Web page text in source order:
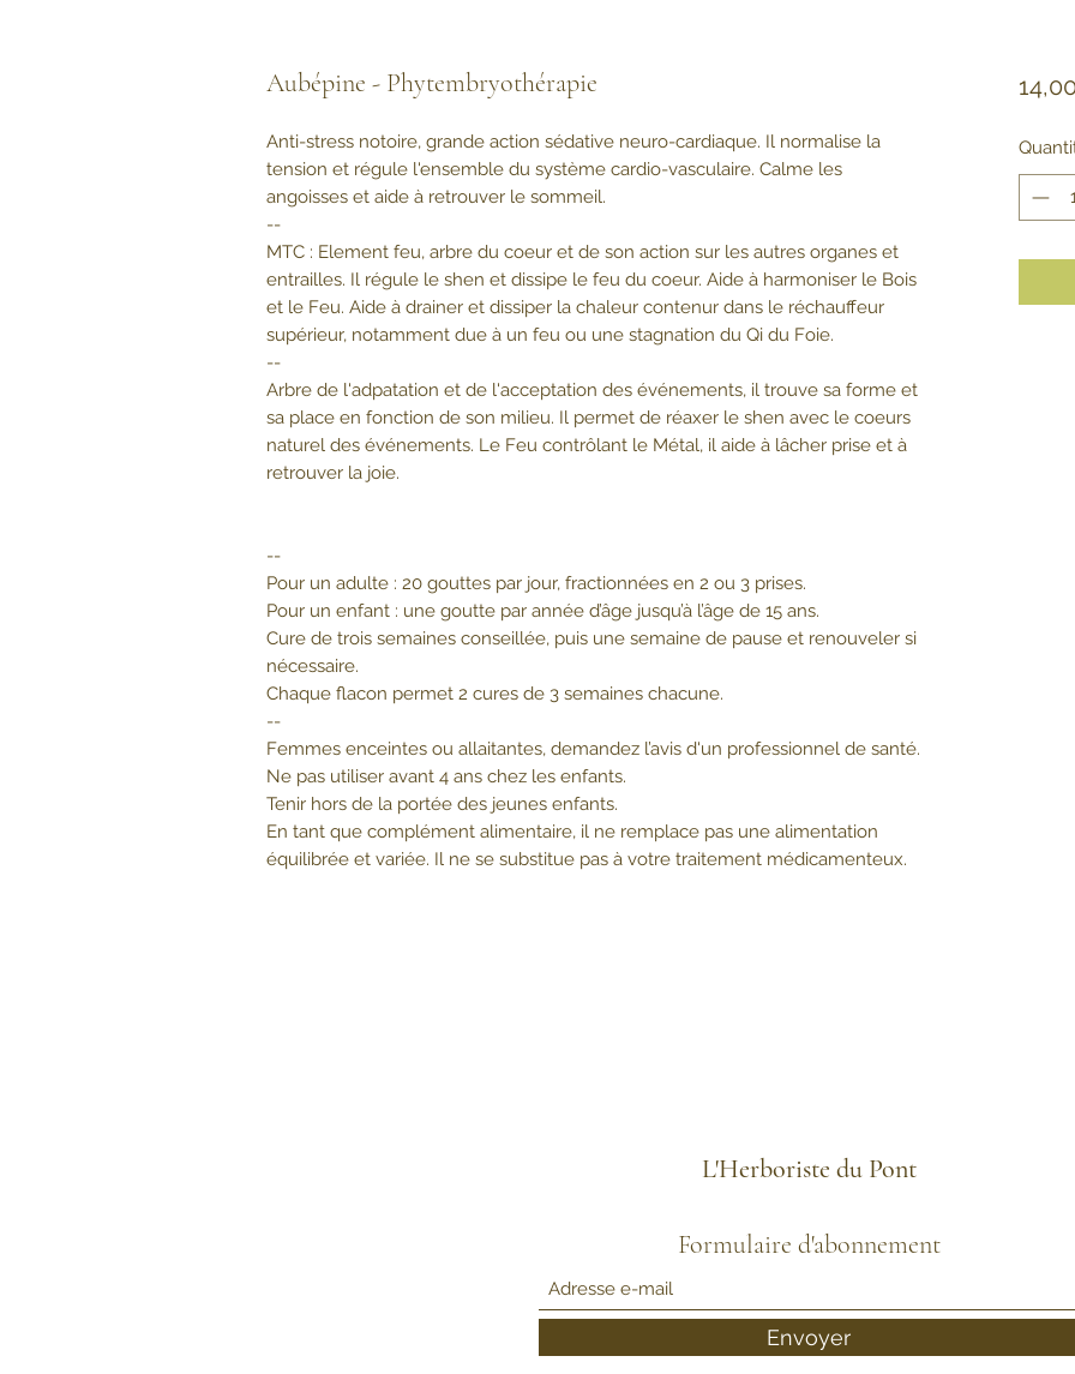
Aubépine - Phytembryothérapie
Anti-stress notoire, grande action sédative neuro-cardiaque. Il normalise la
tension et régule l'ensemble du système cardio-vasculaire. Calme les
angoisses et aide à retrouver le sommeil.
--
MTC : Element feu, arbre du coeur et de son action sur les autres organes et
entrailles. Il régule le shen et dissipe le feu du coeur. Aide à harmoniser le Bois
et le Feu. Aide à drainer et dissiper la chaleur contenur dans le réchauffeur
supérieur, notamment due à un feu ou une stagnation du Qi du Foie.
--
Arbre de l'adpatation et de l'acceptation des événements, il trouve sa forme et
sa place en fonction de son milieu. Il permet de réaxer le shen avec le coeurs
naturel des événements. Le Feu contrôlant le Métal, il aide à lâcher prise et à
retrouver la joie.
--
Pour un adulte : 20 gouttes par jour, fractionnées en 2 ou 3 prises.
Pour un enfant : une goutte par année d’âge jusqu’à l’âge de 15 ans.
Cure de trois semaines conseillée, puis une semaine de pause et renouveler si
nécessaire.
Chaque flacon permet 2 cures de 3 semaines chacune.
--
Femmes enceintes ou allaitantes, demandez l’avis d'un professionnel de santé.
Ne pas utiliser avant 4 ans chez les enfants.
Tenir hors de la portée des jeunes enfants.
En tant que complément alimentaire, il ne remplace pas une alimentation
équilibrée et variée. Il ne se substitue pas à votre traitement médicamenteux.
L'Herboriste du Pont
Formulaire d'abonnement
Envoyer